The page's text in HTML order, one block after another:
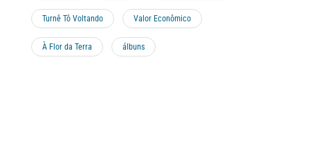
Turnê Tô Voltando Valor Econômico
À Flor da Terra álbuns